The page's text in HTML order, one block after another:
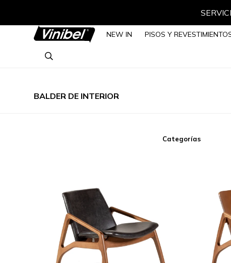
NEW IN PISOS Y
BALDER DE INTERIOR
Categorías